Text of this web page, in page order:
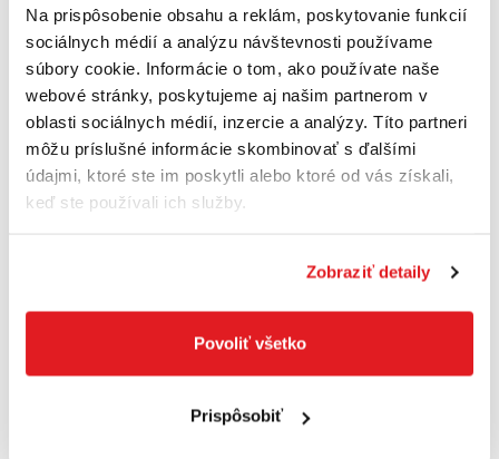
Na prispôsobenie obsahu a reklám, poskytovanie funkcií
sociálnych médií a analýzu návštevnosti používame
súbory cookie. Informácie o tom, ako používate naše
webové stránky, poskytujeme aj našim partnerom v
oblasti sociálnych médií, inzercie a analýzy. Títo partneri
môžu príslušné informácie skombinovať s ďalšími
údajmi, ktoré ste im poskytli alebo ktoré od vás získali,
keď ste používali ich služby.
Zobraziť detaily
Povoliť všetko
Prispôsobiť
25,40 €
Cena je informatívna, pre individuálnu cenu a nákup sa